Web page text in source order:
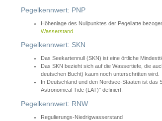
Pegelkennwert: PNP
Höhenlage des Nullpunktes der Pegellatte
Wasserstand
Pegelkennwert: SKN
Das Seekartennull (SKN) ist eine örtliche
Das SKN bezieht sich auf die Wassertiefe, die
deutschen Bucht) kaum noch unterschritten wird.
In Deutschland und den Nordsee-Staaten ist
Astronomical Tide (LAT)" definiert.
Pegelkennwert: RNW
Regulierungs-Niedrigwasserstand